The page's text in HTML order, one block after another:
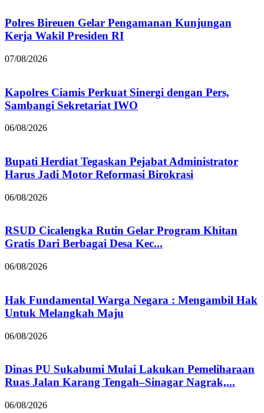
Polres Bireuen Gelar Pengamanan Kunjungan
Kerja Wakil Presiden RI
07/08/2026
Kapolres Ciamis Perkuat Sinergi dengan Pers,
Sambangi Sekretariat IWO
06/08/2026
Bupati Herdiat Tegaskan Pejabat Administrator
Harus Jadi Motor Reformasi Birokrasi
06/08/2026
RSUD Cicalengka Rutin Gelar Program Khitan
Gratis Dari Berbagai Desa Kec...
06/08/2026
Hak Fundamental Warga Negara : Mengambil Hak
Untuk Melangkah Maju
06/08/2026
Dinas PU Sukabumi Mulai Lakukan Pemeliharaan
Ruas Jalan Karang Tengah–Sinagar Nagrak,...
06/08/2026